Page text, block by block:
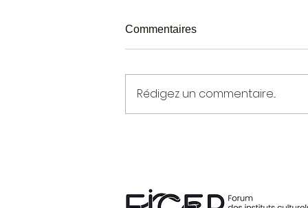
PAUL INGENDAAY
Commentaires
Rédigez un commentaire...